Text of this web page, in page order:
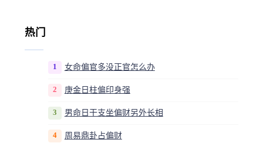
热门
1 女命偏官多没正官怎么办
2 庚金日柱偏印身强
3 男命日干支坐偏财另外长相
4 周易鼎卦占偏财